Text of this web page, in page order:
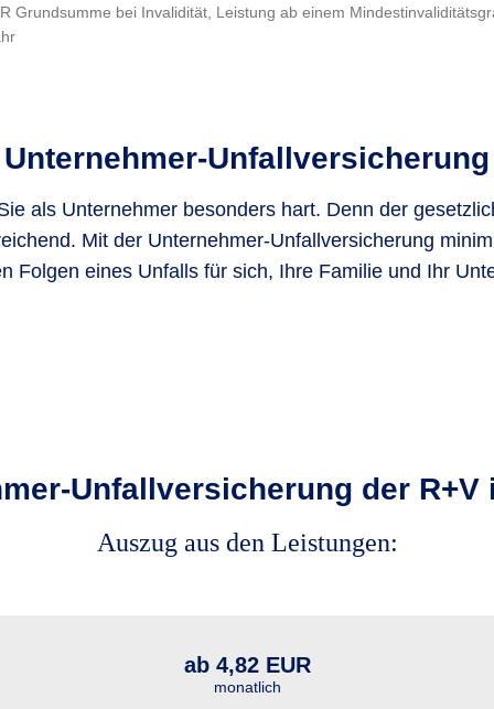
Grundsumme bei Invalidität, Leistung ab einem
Unternehmer-Unfall­versicherung
als Unternehmer besonders hart. Denn der
Mit der Unternehmer-Unfallversicherung
Folgen eines Unfalls für sich, Ihre Familie und Ihr
Unfallversicherung der R+V
Auszug aus den Leistungen:
ab 4,82 EUR
monatlich